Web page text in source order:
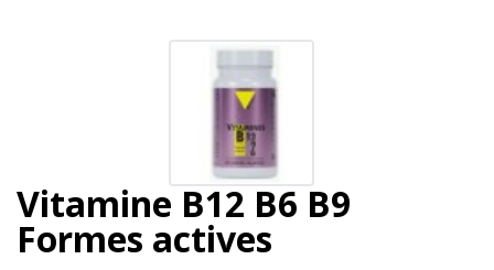
Vitamine B12 B6 B9
Formes actives